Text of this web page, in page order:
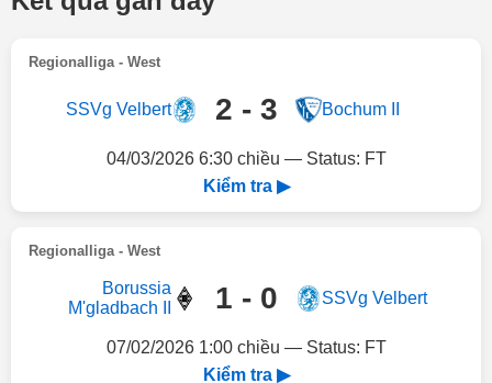
Regionalliga - West
SSVg Velbert 2 - 3 Bochum II
04/03/2026 6:30 chiều — Status: FT
Kiểm tra ▶
Regionalliga - West
Borussia
M'gladbach II
1 - 0 SSVg Velbert
07/02/2026 1:00 chiều — Status: FT
Kiểm tra ▶